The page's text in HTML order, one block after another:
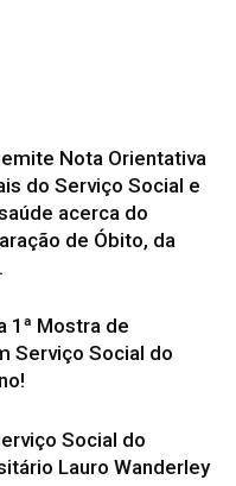
emite Nota Orientativa
do Serviço Social e
acerca do
de Óbito, da
1ª Mostra de
Serviço Social do
Social do
Lauro Wanderley